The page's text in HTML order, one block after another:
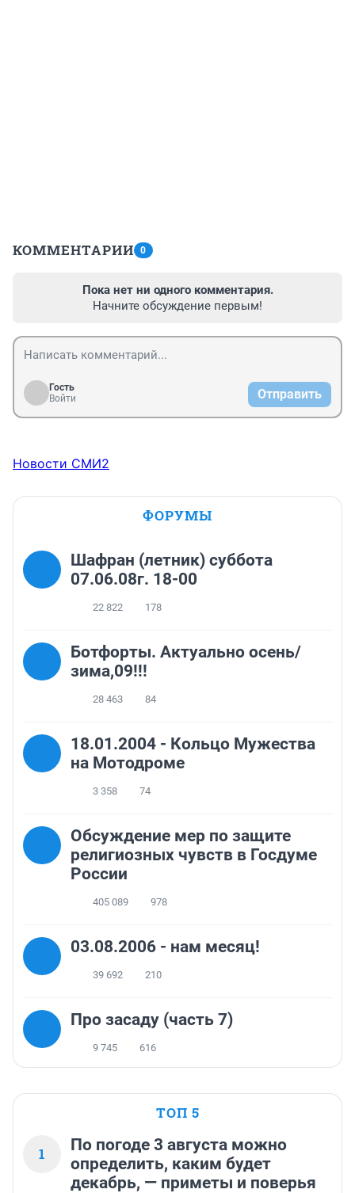
КОММЕНТАРИИ 0
Пока нет ни одного комментария.
Начните обсуждение первым!
Гость
Войти
Отправить
Новости СМИ2
ФОРУМЫ
Шафран (летник) суббота
07.06.08г. 18-00
22 822 178
Ботфорты. Актуально осень/
зима,09!!!
28 463 84
18.01.2004 - Кольцо Мужества
на Мотодроме
3 358 74
Обсуждение мер по защите
религиозных чувств в Госдуме
России
405 089 978
03.08.2006 - нам месяц!
39 692 210
Про засаду (часть 7)
9 745 616
ТОП 5
1
По погоде 3 августа можно
определить, каким будет
декабрь, — приметы и поверья